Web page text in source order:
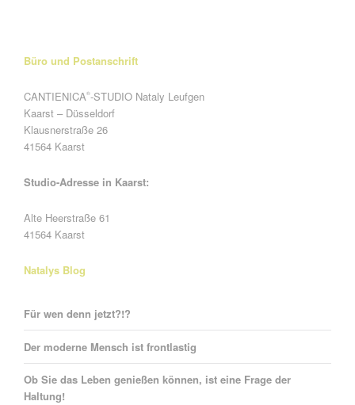
Büro und Postanschrift
CANTIENICA®-STUDIO Nataly Leufgen
Kaarst – Düsseldorf
Klausnerstraße 26
41564 Kaarst
Studio-Adresse in Kaarst:
Alte Heerstraße 61
41564 Kaarst
Natalys Blog
Für wen denn jetzt?!?
Der moderne Mensch ist frontlastig
Ob Sie das Leben genießen können, ist eine Frage der
Haltung!